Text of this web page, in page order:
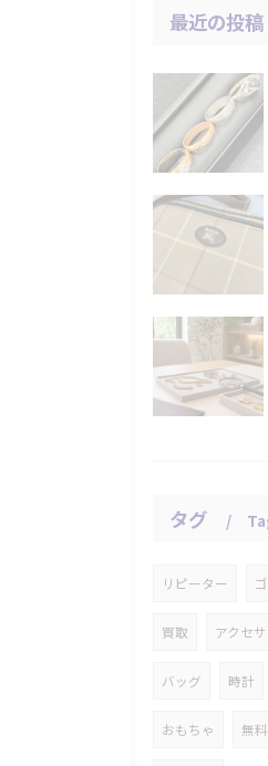
最近の投稿
タグ
リピーター
買取 アクセ
バッグ 時計
おもちゃ 無